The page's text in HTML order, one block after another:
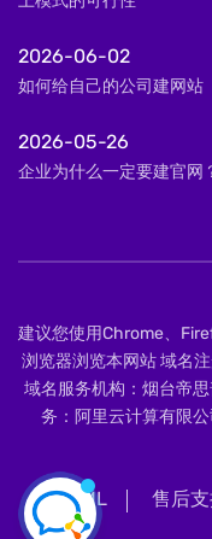
2026-06-02
如何给自己的公司建网站
2026-05-26
企业为什么一定要建官网
建议您使用Chrome、
浏览器浏览本网站 域名
域名服务机构：烟台帝
务：阿里云计算有限
XML 售后